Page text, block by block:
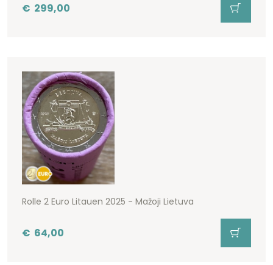
€ 299,00
Rolle 2 Euro Litauen 2025 - Mažoji Lietuva
€ 64,00